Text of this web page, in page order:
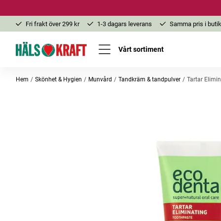
Fri frakt över 299 kr 1-3 dagars leverans Samma pris i
Vårt sortiment
Hem Skönhet & Hygien Munvård Tandkräm & tandpulver Tartar